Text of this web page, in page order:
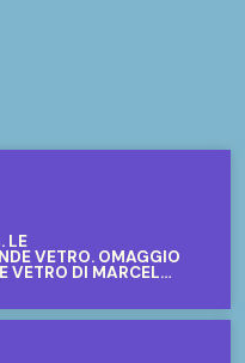
LE
VETRO. OMAGGIO
VETRO DI MARCEL